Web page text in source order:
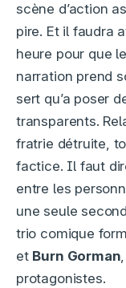
scène d’action
pire. Et il faudra
heure pour que
narration prend
sert qu’a poser
transparents.
fratrie détruite,
factice. Il faut
entre les
une seule
trio comique
et Burn Gorman
protagonistes.